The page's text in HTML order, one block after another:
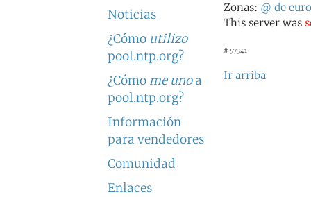
Noticias
¿Cómo utilizo
pool.ntp.org?
¿Cómo me unoa
pool.ntp.org?
Información
para vendedores
Comunidad
Enlaces
Zonas: @ de
This server was
# 57341
Ir arriba